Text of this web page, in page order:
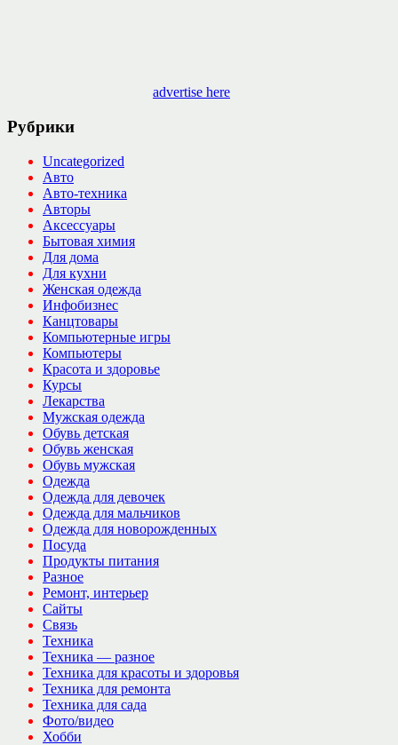
advertise here
Рубрики
Uncategorized
Авто
Авто-техника
Авторы
Аксессуары
Бытовая химия
Для дома
Для кухни
Женская одежда
Инфобизнес
Канцтовары
Компьютерные игры
Компьютеры
Красота и здоровье
Курсы
Лекарства
Мужская одежда
Обувь детская
Обувь женская
Обувь мужская
Одежда
Одежда для девочек
Одежда для мальчиков
Одежда для новорожденных
Посуда
Продукты питания
Разное
Ремонт, интерьер
Сайты
Связь
Техника
Техника — разное
Техника для красоты и здоровья
Техника для ремонта
Техника для сада
Фото/видео
Хобби